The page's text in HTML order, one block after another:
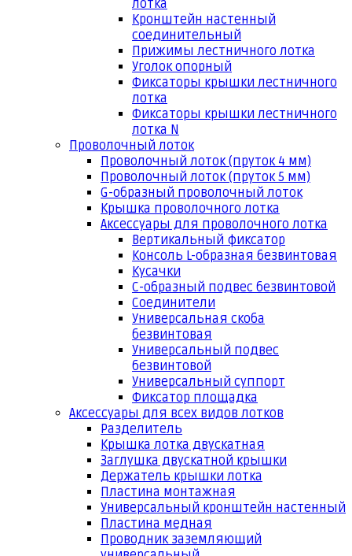
лотка
Кронштейн настенный
соединительный
Прижимы лестничного лотка
Уголок опорный
Фиксаторы крышки лестничного
лотка
Фиксаторы крышки лестничного
лотка N
Проволочный лоток
Проволочный лоток (пруток 4 мм)
Проволочный лоток (пруток 5 мм)
G-образный проволочный лоток
Крышка проволочного лотка
Аксессуары для проволочного лотка
Вертикальный фиксатор
Консоль L-образная безвинтовая
Кусачки
С-образный подвес безвинтовой
Соединители
Универсальная скоба
безвинтовая
Универсальный подвес
безвинтовой
Универсальный суппорт
Фиксатор площадка
Аксессуары для всех видов лотков
Разделитель
Крышка лотка двускатная
Заглушка двускатной крышки
Держатель крышки лотка
Пластина монтажная
Универсальный кронштейн настенный
Пластина медная
Проводник заземляющий